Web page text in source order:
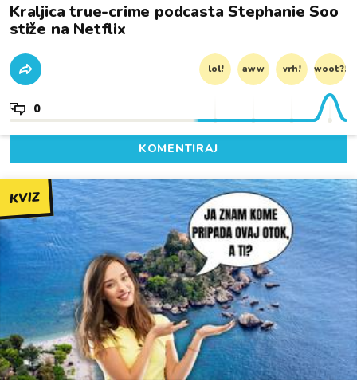
Kraljica true-crime podcasta Stephanie Soo
stiže na Netflix
lol! aww vrh! woot?!
0
KOMENTIRAJ
KVIZ